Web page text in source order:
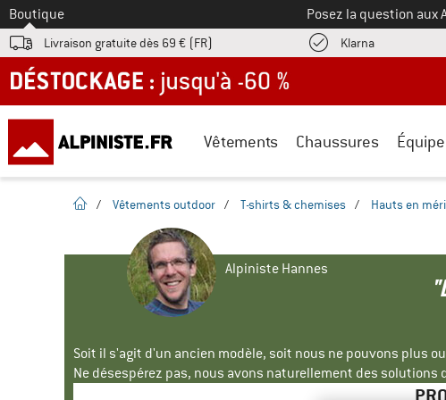
Vers le
Boutique Posez la question aux
Livraison gratuite dès 69 € (FR) KlarnaTrouve les
DÉSTOCKAGE : jusqu'à -60 %
Vêtements Chaussures
Page d'accueil
/ Vêtements outdoor / T-shirts & chemises / Hauts en
Alpiniste Hannes
Soit il s'agit d'un ancien modèle, soit nous ne pouvons plus
Ne désespérez pas, nous avons naturellement des solutions